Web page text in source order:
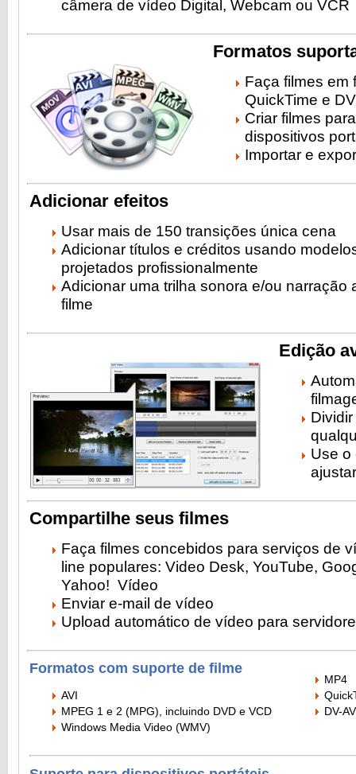
câmera de vídeo Digital, Webcam ou VCR
Formatos
Faça filmes em
QuickTime e
Criar filmes
dispositivos
Importar e
Adicionar efeitos
Usar mais de 150 transições única cena
Adicionar títulos e créditos usando
projetados profissionalmente
Adicionar uma trilha sonora e/ou narração
filme
Edição
Use o
Compartilhe seus filmes
Faça filmes concebidos para serviços de
line populares: Video Desk, YouTube,
Yahoo! Vídeo
Enviar e-mail de vídeo
Upload automático de vídeo para
Formatos com suporte de filme
AVI
MPEG 1 e 2 (MPG), incluindo DVD e VCD
Windows Media Video (WMV)
MP4
DV-